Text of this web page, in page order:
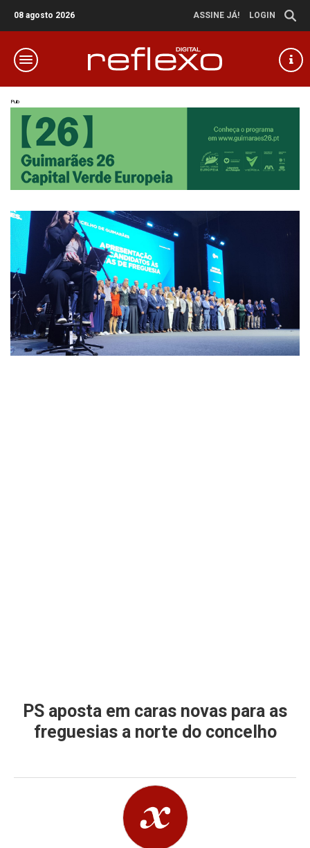
08 agosto 2026 ASSINE JÁ! LOGIN
Pub
PS aposta em caras novas para as
freguesias a norte do concelho